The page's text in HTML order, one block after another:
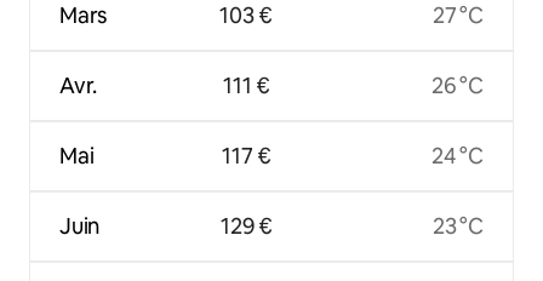
Mars
Avr.
Mai
Juin
103 €
111 €
117 €
129 €
27 °C
26 °C
24 °C
23 °C